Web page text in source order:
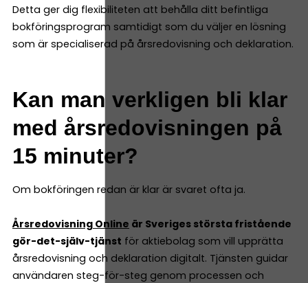
Detta ger dig flexibiliteten att behålla ditt befintliga
bokföringsprogram samtidigt som du väljer en lösning
som är specialiserad på årsredovisning och deklaration.
Kan man verkligen bli klar
med årsredovisningen på
15 minuter?
Om bokföringen redan är klar är svaret ofta ja.
Årsredovisning Online är Sveriges största fristående
gör-det-själv-tjänst för aktiebolag som vill upprätta
årsredovisning och deklaration digitalt. Tjänsten guidar
användaren steg-för-steg genom processen och